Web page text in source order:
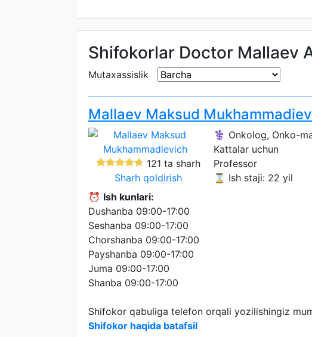
Shifokorlar Doctor Mallaev
Mutaxassislik
Mallaev Maksud
121 ta sharh
Sharh qoldirish
⚕️ Onkolog, Onko-
Kattalar uchun
Professor
⌛ Ish staji: 22 yil
⏰ Ish kunlari:
Dushanba 09:00-17:00
Seshanba 09:00-17:00
Chorshanba 09:00-17:00
Payshanba 09:00-17:00
Juma 09:00-17:00
Shanba 09:00-17:00
Shifokor qabuliga telefon orqali yozilishingiz
Shifokor haqida batafsil